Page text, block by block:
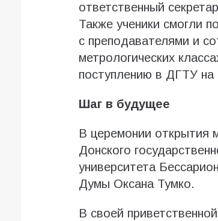
ответственный
Также ученики смогли
с преподавателями и
метрологических
поступлению в ДГТУ на
Шаг в будущее
В церемонии открытия
Донского
университета
Думы Оксана Тумко.
В своей